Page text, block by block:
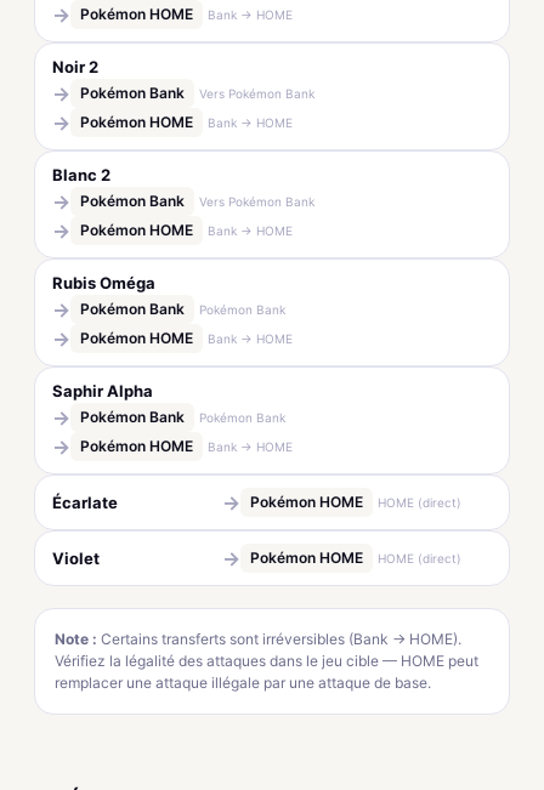
→ Pokémon HOME Bank → HOME
Noir 2
→ Pokémon Bank Vers Pokémon Bank
→ Pokémon HOME Bank → HOME
Blanc 2
→ Pokémon Bank Vers Pokémon Bank
→ Pokémon HOME Bank → HOME
Rubis Oméga
→ Pokémon Bank Pokémon Bank
→ Pokémon HOME Bank → HOME
Saphir Alpha
→ Pokémon Bank Pokémon Bank
→ Pokémon HOME Bank → HOME
Écarlate → Pokémon HOME HOME (direct)
Violet → Pokémon HOME HOME (direct)
Note : Certains transferts sont irréversibles (Bank → HOME).
Vérifiez la légalité des attaques dans le jeu cible — HOME peut
remplacer une attaque illégale par une attaque de base.